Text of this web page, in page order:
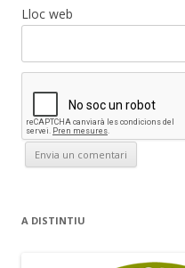
Lloc web
A DISTINTIU